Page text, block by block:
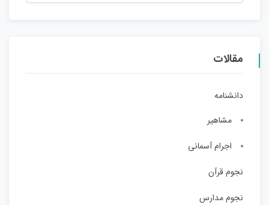
مقالات
دانشنامه
مشاهیر
اجرام آسمانی
نجوم قرآن
نجوم مدارس